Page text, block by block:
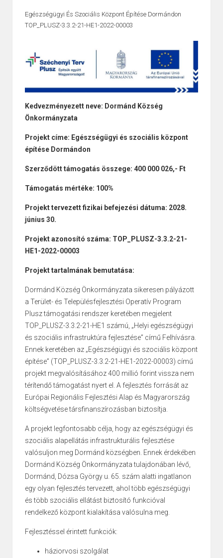
Egészségügyi És Szociális Központ Építése Dormándon
TOP_PLUSZ-3.3.2-21-HE1-2022-00003
Kedvezményezett neve: Dormánd Község
Önkormányzata
Projekt címe: Egészségügyi és szociális központ
építése Dormándon
Szerződött támogatás összege: 400 000 026,- Ft
Támogatás mértéke: 100%
Projekt tervezett fizikai befejezési dátuma: 2028.
június 30.
Projekt azonosító száma: TOP_PLUSZ-3.3.2-21-
HE1-2022-00003
Projekt tartalmának bemutatása:
Dormánd Község Önkormányzata sikeresen pályázott
a Terület- és Településfejlesztési Operatív Program
Plusz támogatási rendszer keretében megjelent
TOP_PLUSZ-3.3.2-21-HE1 számú, „Helyi egészségügyi
és szociális infrastruktúra fejlesztése” című Felhívásra.
Ennek keretében az „Egészségügyi és szociális központ
építése” (TOP_PLUSZ-3.3.2-21-HE1-2022-00003) című
projekt megvalósításához 400 millió forint vissza nem
térítendő támogatást nyert el. A fejlesztés forrását az
Európai Regionális Fejlesztési Alap és Magyarország
költségvetése társfinanszírozásban biztosítja.
A projekt legfontosabb célja, hogy az egészségügyi és
szociális alapellátás infrastrukturális fejlesztése
valósuljon meg Dormánd községben. Ennek érdekében
Dormánd Község Önkormányzata tulajdonában lévő,
Dormánd, Dózsa György u. 65. szám alatti ingatlanon
egy olyan fejlesztés tervezett, ahol több egészségügyi
és több szociális ellátást biztosító funkcióval
rendelkező központ kialakítása valósulna meg.
Fejlesztéssel érintett funkciók:
háziorvosi szolgálat